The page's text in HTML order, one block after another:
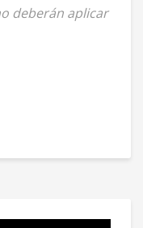
deberán aplicar